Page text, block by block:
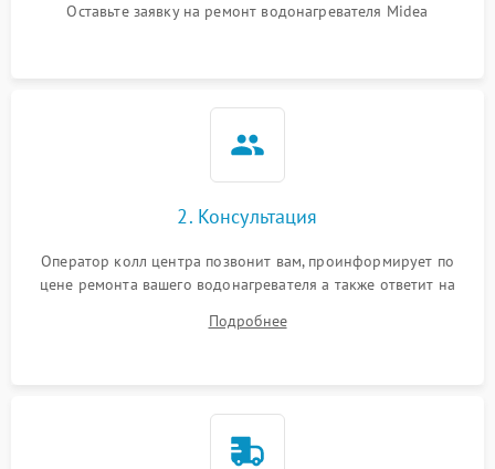
Оставьте заявку на ремонт водонагревателя Midea
2. Консультация
Оператор колл центра позвонит вам, проинформирует по
цене ремонта вашего водонагревателя а также ответит на
Подробнее